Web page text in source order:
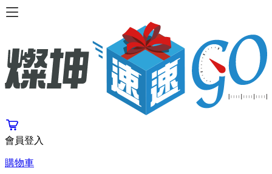
會員登入
購物車